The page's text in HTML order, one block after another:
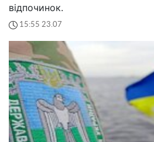
відпочинок.
15:55 23.07